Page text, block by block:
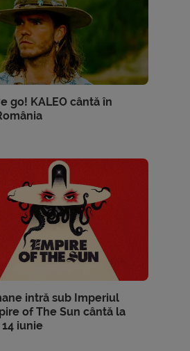
go! KALEO cântă în
intră sub Imperiul
of The Sun cântă la
iunie